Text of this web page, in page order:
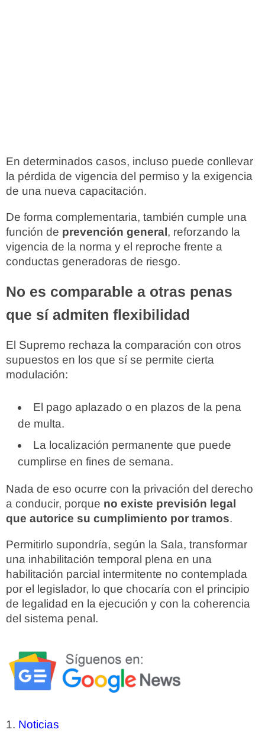
En determinados casos, incluso puede conllevar
la pérdida de vigencia del permiso y la exigencia
de una nueva capacitación.
De forma complementaria, también cumple una
función de prevención general, reforzando la
vigencia de la norma y el reproche frente a
conductas generadoras de riesgo.
No es comparable a otras penas
que sí admiten flexibilidad
El Supremo rechaza la comparación con otros
supuestos en los que sí se permite cierta
modulación:
El pago aplazado o en plazos de la pena
de multa.
La localización permanente que puede
cumplirse en fines de semana.
Nada de eso ocurre con la privación del derecho
a conducir, porque no existe previsión legal
que autorice su cumplimiento por tramos.
Permitirlo supondría, según la Sala, transformar
una inhabilitación temporal plena en una
habilitación parcial intermitente no contemplada
por el legislador, lo que chocaría con el principio
de legalidad en la ejecución y con la coherencia
del sistema penal.
Noticias